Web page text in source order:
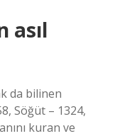
asıl
da bilinen
kuran ve